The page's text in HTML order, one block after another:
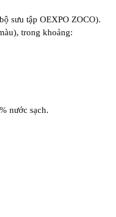
sưu tập OEXPO ZOCO).
trong khoảng:
nước sạch.